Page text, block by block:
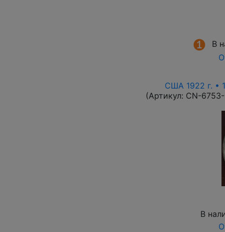
В
США 1922 г. •
(Артикул: CN-
В